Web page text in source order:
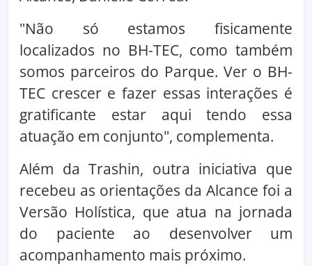
"Não só estamos fisicamente
localizados no BH-TEC, como também
somos parceiros do Parque. Ver o BH-
TEC crescer e fazer essas interações é
gratificante estar aqui tendo essa
atuação em conjunto", complementa.
Além da Trashin, outra iniciativa que
recebeu as orientações da Alcance foi a
Versão Holística, que atua na jornada
do paciente ao desenvolver um
acompanhamento mais próximo.